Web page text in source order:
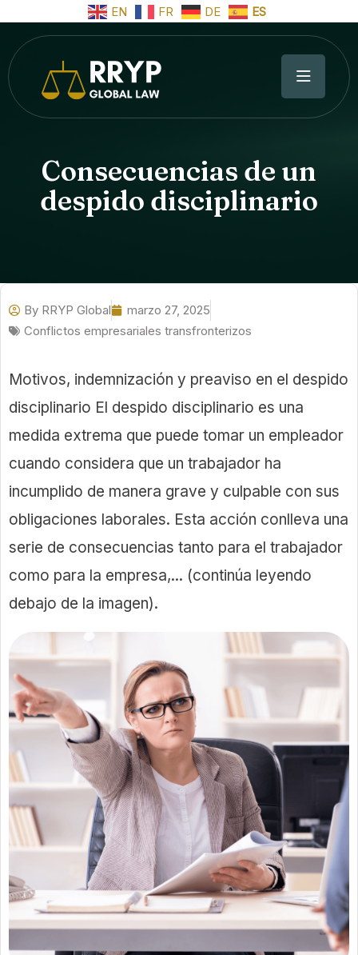
EN FR DE ES
Consecuencias de un
despido disciplinario
By RRYP Global
marzo 27, 2025
Conflictos empresariales transfronterizos
Motivos, indemnización y preaviso en el despido
disciplinario El despido disciplinario es una
medida extrema que puede tomar un empleador
cuando considera que un trabajador ha
incumplido de manera grave y culpable con sus
obligaciones laborales. Esta acción conlleva una
serie de consecuencias tanto para el trabajador
como para la empresa,... (continúa leyendo
debajo de la imagen).